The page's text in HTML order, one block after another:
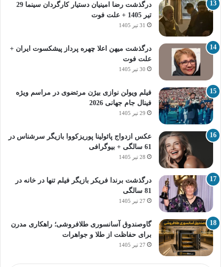
درگذشت رضا امینیان دستیار کارگردان سینما 29
تیر 1405 + علت فوت
31 تیر 1405
درگذشت میهن اعلا چهره پرداز پیشکسوت ایران +
علت فوت
30 تیر 1405
فیلم ویولن نوازی بیژن مرتضوی در مراسم ویژه
فینال جام جهانی 2026
29 تیر 1405
عکس ازدواج پائولینا پوریزکووا بازیگر سرشناس در
61 سالگی + بیوگرافی
28 تیر 1405
درگذشت برندا فریکر بازیگر فیلم تنها در خانه در
81 سالگی
27 تیر 1405
گاوصندوق آسانسوری طلافروشی؛ راهکاری مدرن
برای حفاظت از طلا و جواهرات
27 تیر 1405